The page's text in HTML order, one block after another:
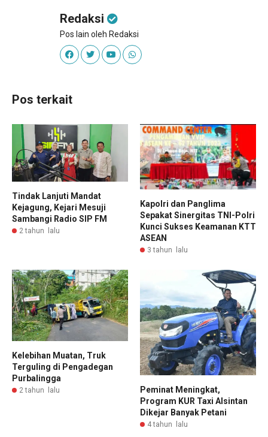
Redaksi
Pos lain oleh Redaksi
Pos terkait
Tindak Lanjuti Mandat
Kejagung, Kejari Mesuji
Sambangi Radio SIP FM
2 tahun lalu
Kapolri dan Panglima
Sepakat Sinergitas TNI-Polri
Kunci Sukses Keamanan KTT
ASEAN
3 tahun lalu
Kelebihan Muatan, Truk
Terguling di Pengadegan
PurbaIingga
2 tahun lalu
Peminat Meningkat,
Program KUR Taxi Alsintan
Dikejar Banyak Petani
4 tahun lalu